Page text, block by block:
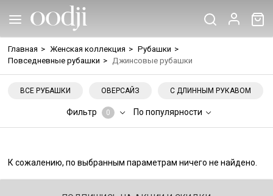
Главная > Женская коллекция > Рубашки >
Повседневные рубашки > Джинсовые рубашки
ВСЕ РУБАШКИ ОВЕРСАЙЗ С ДЛИННЫМ РУКАВОМ
Фильтр 0 По популярности
К сожалению, по выбранным параметрам ничего не найдено.